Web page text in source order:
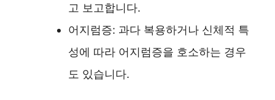
고 보고합니다.
어지럼증: 과다 복용하거나 신체적 특
성에 따라 어지럼증을 호소하는 경우
도 있습니다.